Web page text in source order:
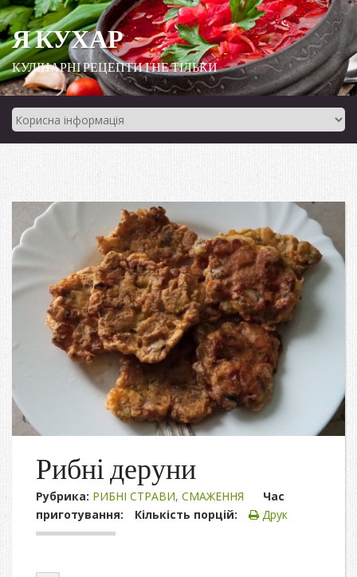
Я КУХАР
КУЛІНАРНІ РЕЦЕПТИ І НЕ ТІЛЬКИ
Рибні деруни
Рубрика: РИБНІ СТРАВИ, СМАЖЕННЯ
Час
приготування:
Кількість порцій: Друк